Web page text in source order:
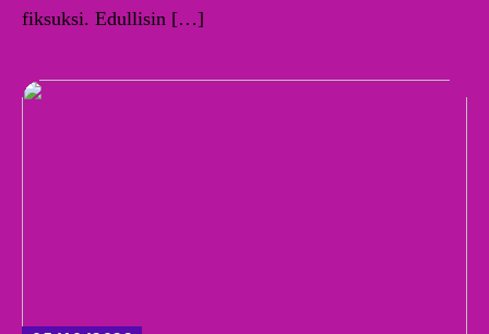
fiksuksi. Edullisin […]